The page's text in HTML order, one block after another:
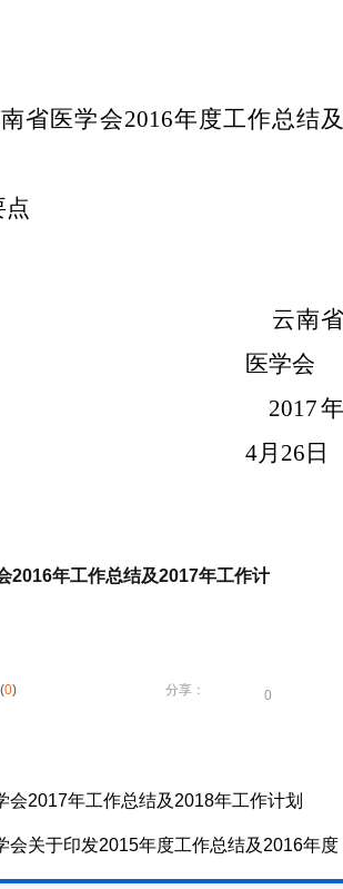
省医学会2016年度工作总结
点
云南
医学会
2017
4月26日
2016年工作总结及2017年工作计
(0) 分享： 0
会2017年工作总结及2018年工作计划
会关于印发2015年度工作总结及2016年度